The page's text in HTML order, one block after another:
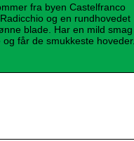
fra byen Castelfranco
og en rundhovedet
blade. Har en mild smag
får de smukkeste hoveder.